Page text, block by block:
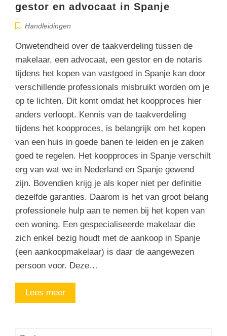
gestor en advocaat in Spanje
Handleidingen
Onwetendheid over de taakverdeling tussen de
makelaar, een advocaat, een gestor en de notaris
tijdens het kopen van vastgoed in Spanje kan door
verschillende professionals misbruikt worden om je
op te lichten. Dit komt omdat het koopproces hier
anders verloopt. Kennis van de taakverdeling
tijdens het koopproces, is belangrijk om het kopen
van een huis in goede banen te leiden en je zaken
goed te regelen. Het koopproces in Spanje verschilt
erg van wat we in Nederland en Spanje gewend
zijn. Bovendien krijg je als koper niet per definitie
dezelfde garanties. Daarom is het van groot belang
professionele hulp aan te nemen bij het kopen van
een woning. Een gespecialiseerde makelaar die
zich enkel bezig houdt met de aankoop in Spanje
(een aankoopmakelaar) is daar de aangewezen
persoon voor. Deze…
Lees meer